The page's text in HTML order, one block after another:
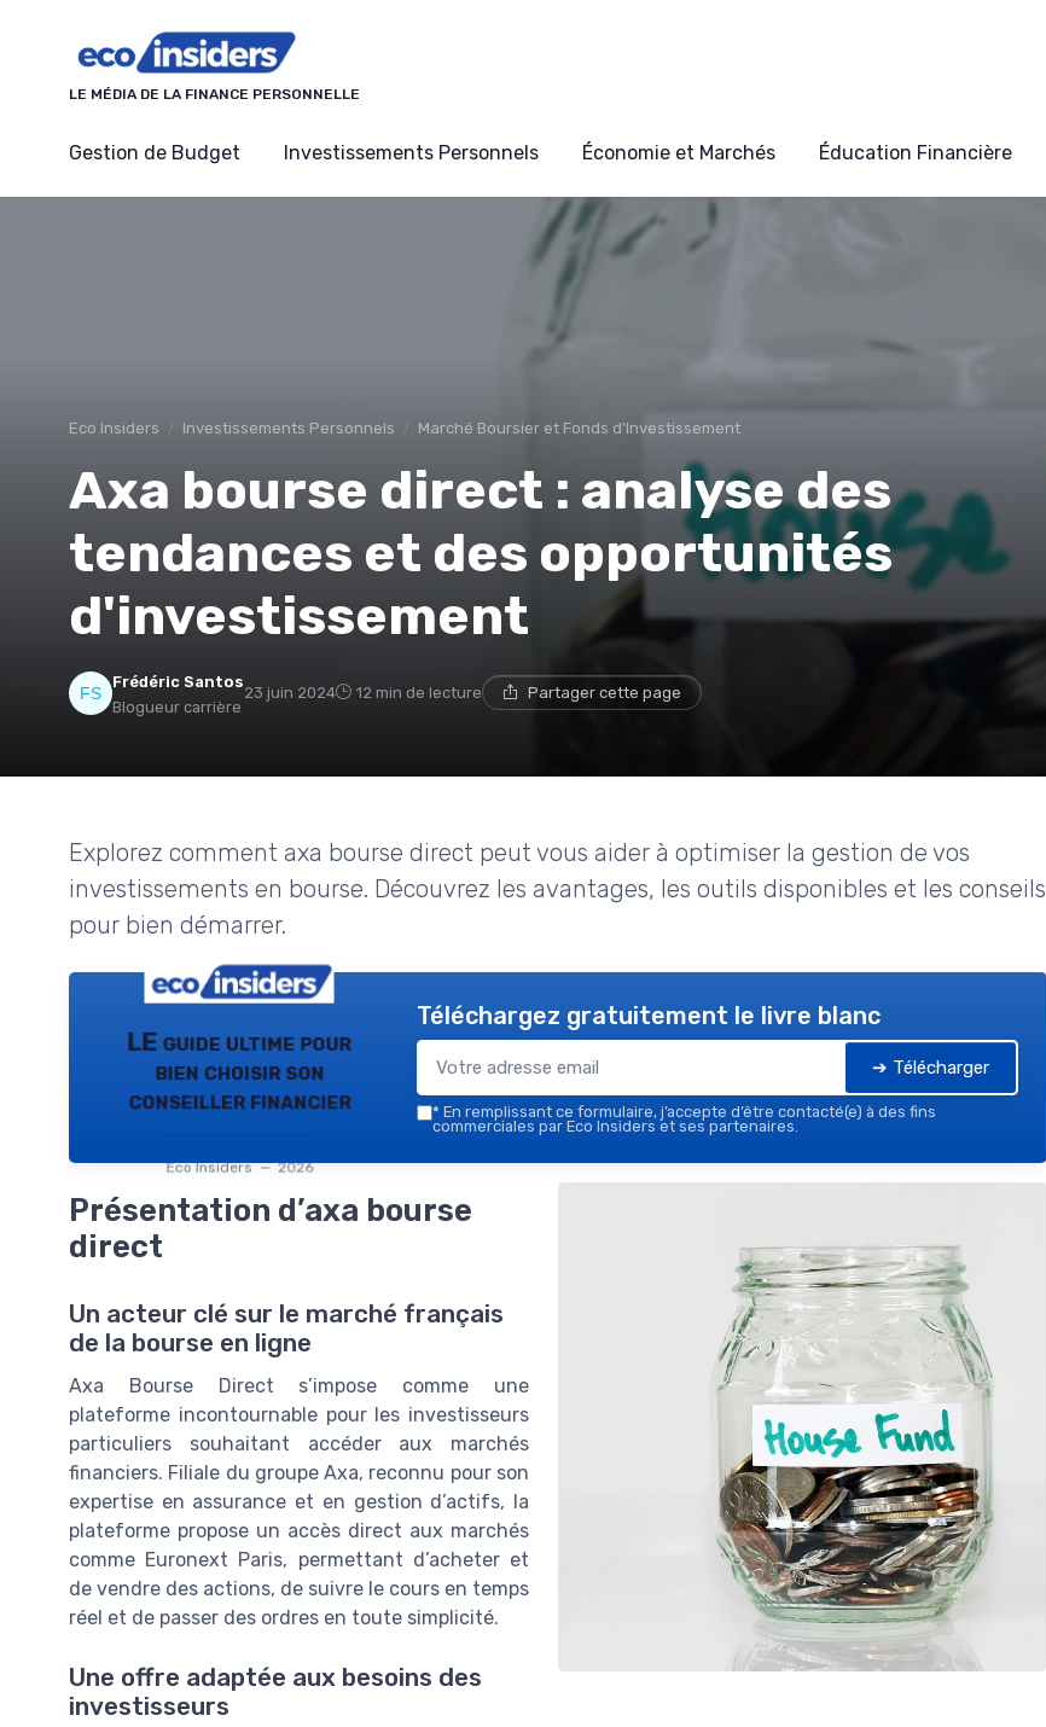
LE MÉDIA DE LA FINANCE PERSONNELLE
Gestion de Budget Investissements Personnels Économie et Marchés Éducation Financière
Eco Insiders Investissements Personnels Marché Boursier et Fonds d'Investissement
Axa bourse direct : analyse des
tendances et des opportunités
d'investissement
Frédéric Santos
Blogueur carrière
23 juin 2024 12 min de lecture Partager cette page
Explorez comment axa bourse direct peut vous aider à optimiser la gestion de vos
investissements en bourse. Découvrez les avantages, les outils disponibles et les conseils
pour bien démarrer.
LE guide ultime pour
bien choisir son
conseiller financier
Eco Insiders — 2026
Téléchargez gratuitement le livre blanc
➔ Télécharger
* En remplissant ce formulaire, j’accepte d’être contacté(e) à des fins
commerciales par Eco Insiders et ses partenaires.
Présentation d’axa bourse
direct
Un acteur clé sur le marché français
de la bourse en ligne
Axa Bourse Direct s’impose comme une
plateforme incontournable pour les investisseurs
particuliers souhaitant accéder aux marchés
financiers. Filiale du groupe Axa, reconnu pour son
expertise en assurance et en gestion d’actifs, la
plateforme propose un accès direct aux marchés
comme Euronext Paris, permettant d’acheter et
de vendre des actions, de suivre le cours en temps
réel et de passer des ordres en toute simplicité.
Une offre adaptée aux besoins des
investisseurs